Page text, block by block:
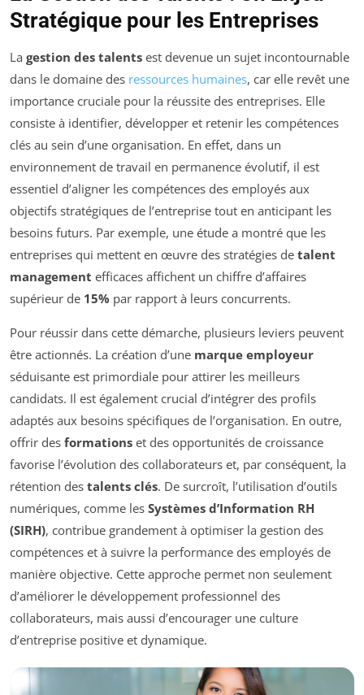
Stratégique pour les Entreprises
La gestion des talents est devenue un sujet incontournable
dans le domaine des ressources humaines, car elle revêt une
importance cruciale pour la réussite des entreprises. Elle
consiste à identifier, développer et retenir les compétences
clés au sein d’une organisation. En effet, dans un
environnement de travail en permanence évolutif, il est
essentiel d’aligner les compétences des employés aux
objectifs stratégiques de l’entreprise tout en anticipant les
besoins futurs. Par exemple, une étude a montré que les
entreprises qui mettent en œuvre des stratégies de talent
management efficaces affichent un chiffre d’affaires
supérieur de 15% par rapport à leurs concurrents.
Pour réussir dans cette démarche, plusieurs leviers peuvent
être actionnés. La création d’une marque employeur
séduisante est primordiale pour attirer les meilleurs
candidats. Il est également crucial d’intégrer des profils
adaptés aux besoins spécifiques de l’organisation. En outre,
offrir des formations et des opportunités de croissance
favorise l’évolution des collaborateurs et, par conséquent, la
rétention des talents clés. De surcroît, l’utilisation d’outils
numériques, comme les Systèmes d’Information RH
(SIRH), contribue grandement à optimiser la gestion des
compétences et à suivre la performance des employés de
manière objective. Cette approche permet non seulement
d’améliorer le développement professionnel des
collaborateurs, mais aussi d’encourager une culture
d’entreprise positive et dynamique.